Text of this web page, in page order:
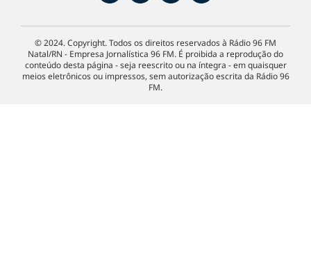
© 2024. Copyright. Todos os direitos reservados à Rádio 96 FM
Natal/RN - Empresa Jornalística 96 FM. É proibida a reprodução do
conteúdo desta página - seja reescrito ou na íntegra - em quaisquer
meios eletrônicos ou impressos, sem autorização escrita da Rádio 96
FM.